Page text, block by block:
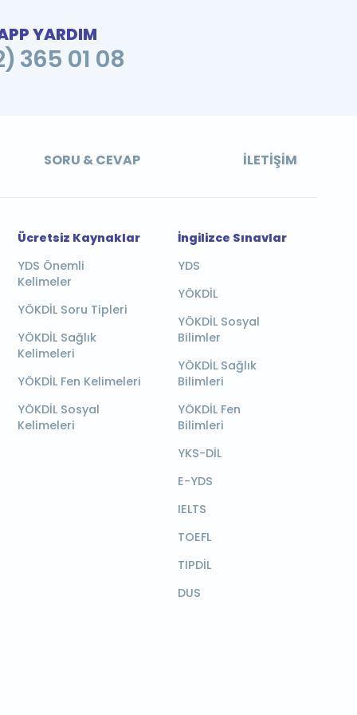
YARDIM
365 01 08
SORU & CEVAP İLETIŞIM
Ücretsiz Kaynaklar
YDS Önemli
Kelimeler
YÖKDİL Soru Tipleri
YÖKDİL Sağlık
Kelimeleri
YÖKDİL Fen Kelimeleri
YÖKDİL Sosyal
Kelimeleri
İngilizce Sınavlar
YDS
YÖKDİL
YÖKDİL Sosyal
Bilimler
YÖKDİL Sağlık
Bilimleri
YÖKDİL Fen
Bilimleri
YKS-DİL
E-YDS
IELTS
TOEFL
TIPDİL
DUS